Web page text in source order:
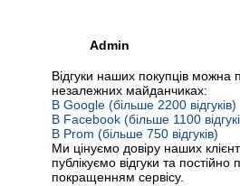
Admin
Відгуки наших покупців можна
незалежних майданчиках:
В Google (більше 2200 відгуків)
В Facebook (більше 1100
В Prom (більше 750 відгуків)
Ми цінуємо довіру наших
публікуємо відгуки та
покращенням сервісу.